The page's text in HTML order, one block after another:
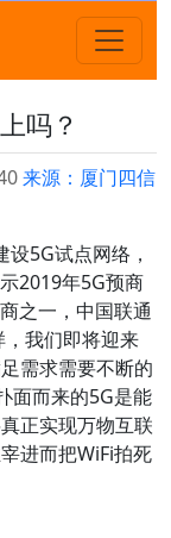
吗？
来源：厦门四信
5G试点网络，
2019年5G预商
之一，中国联通
我们即将迎来
需求需要不断的
面而来的5G是能
正实现万物互联
进而把WiFi拍死